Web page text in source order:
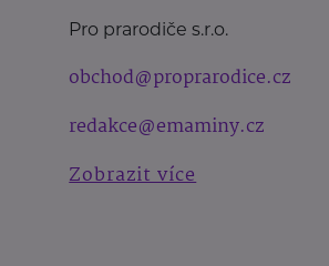
Pro prarodiče s.r.o.
obchod@proprarodice.cz
redakce@emaminy.cz
Zobrazit více